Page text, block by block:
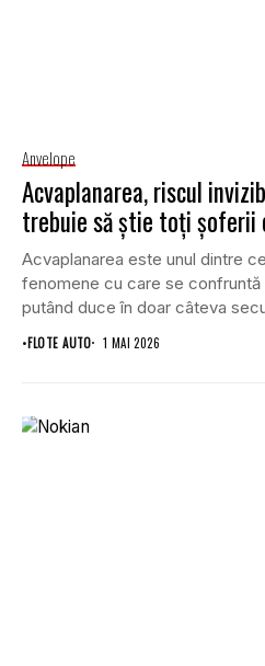
Anvelope
Acvaplanarea, riscul
trebuie să știe toți șoferii
Acvaplanarea este unul dintre
fenomene cu care se confruntă
putând duce în doar câteva
•FLOTE AUTO 1 MAI 2026